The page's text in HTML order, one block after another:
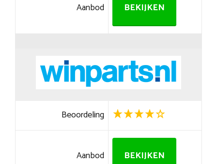
Aanbod BEKIJKEN
Beoordeling
Aanbod BEKIJKEN